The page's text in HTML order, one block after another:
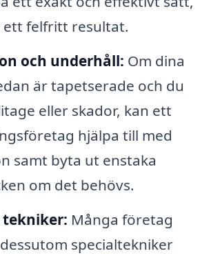
ett felfritt resultat.
och underhåll: Om dina
är tapetserade och du
eller skador, kan ett
hjälpa till med
samt byta ut enstaka
om det behövs.
tekniker: Många företag
specialtekniker